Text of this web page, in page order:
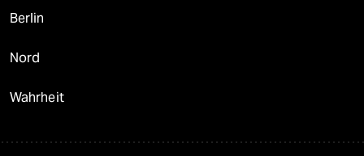
Berlin
Nord
Wahrheit